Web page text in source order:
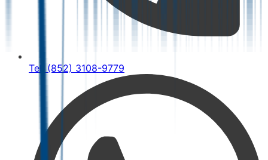
Tel: (852) 3108-9779